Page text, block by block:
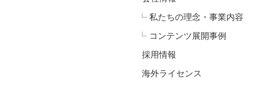
私たちの理念・事業内容
コンテンツ展開事例
採用情報
海外ライセンス